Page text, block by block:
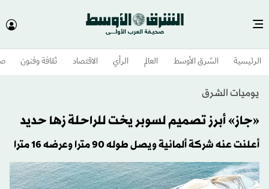
الرئيسية الشرق الأوسط​ العالم الرأي الاقتصاد ثقافة وفنون
يوميات الشرق
«جاز» أبرز تصميم لسوبر يخت للراحلة زها حديد
أعلنت عنه شركة ألمانية ويصل طوله 90 مترا وعرضه 16 مترا